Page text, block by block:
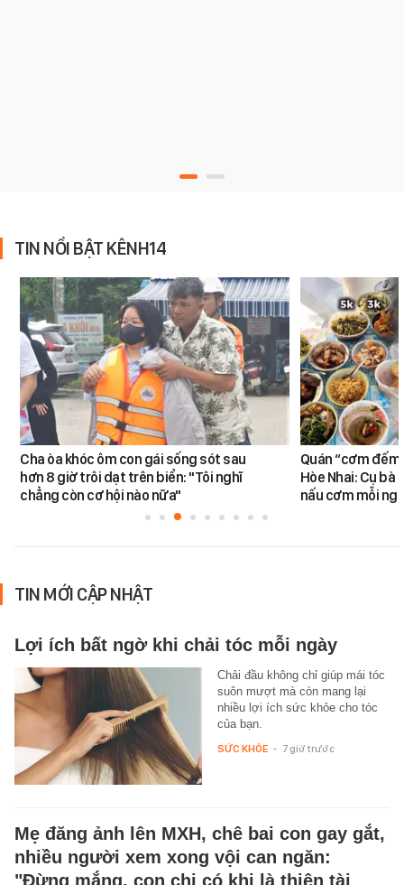
TIN NỔI BẬT KÊNH14
Cha òa khóc ôm con gái sống sót sau
hơn 8 giờ trôi dạt trên biển: "Tôi nghĩ
chẳng còn cơ hội nào nữa"
Quán “cơm
Hòe Nhai: Cụ
nấu cơm mỗi
TIN MỚI CẬP NHẬT
Lợi ích bất ngờ khi chải tóc mỗi ngày
Chải đầu không chỉ giúp mái tóc
suôn mượt mà còn mang lại
nhiều lợi ích sức khỏe cho tóc
của bạn.
SỨC KHỎE - 7 giờ trước
Mẹ đăng ảnh lên MXH, chê bai con gay gắt,
nhiều người xem xong vội can ngăn:
"Đừng mắng, con chị có khi là thiên tài